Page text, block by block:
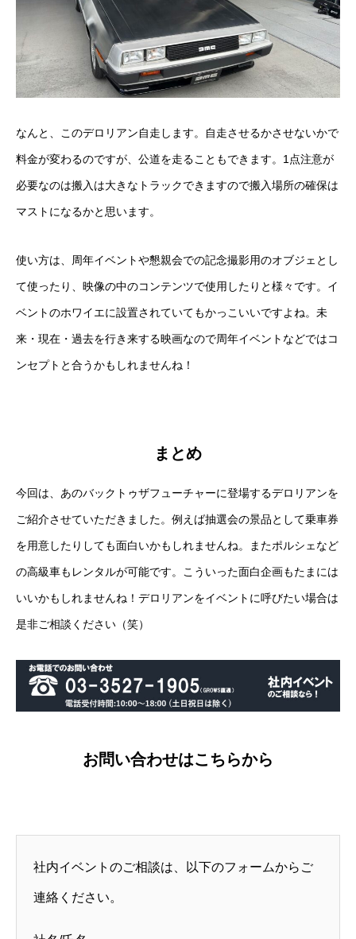
なんと、このデロリアン自走します。自走させるかさせないかで
料金が変わるのですが、公道を走ることもできます。1点注意が
必要なのは搬入は大きなトラックできますので搬入場所の確保は
マストになるかと思います。
使い方は、周年イベントや懇親会での記念撮影用のオブジェとし
て使ったり、映像の中のコンテンツで使用したりと様々です。イ
ベントのホワイエに設置されていてもかっこいいですよね。未
来・現在・過去を行き来する映画なので周年イベントなどではコ
ンセプトと合うかもしれませんね！
まとめ
今回は、あのバックトゥザフューチャーに登場するデロリアンを
ご紹介させていただきました。例えば抽選会の景品として乗車券
を用意したりしても面白いかもしれませんね。またポルシェなど
の高級車もレンタルが可能です。こういった面白企画もたまには
いいかもしれませんね！デロリアンをイベントに呼びたい場合は
是非ご相談ください（笑）
お問い合わせはこちらから
社内イベントのご相談は、以下のフォームからご
連絡ください。